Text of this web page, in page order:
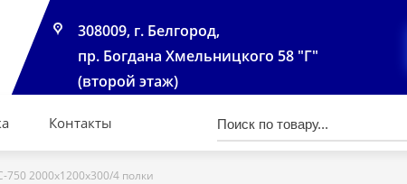
308009, г. Белгород,
пр. Богдана Хмельницкого 58 "Г"
(второй этаж)
Контакты
2000х1200х300/4 полки